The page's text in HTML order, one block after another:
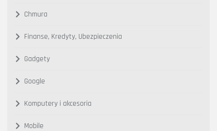
Chmura
Finanse, Kredyty, Ubezpieczenia
Gadgety
Google
Komputery i akcesoria
Mobile